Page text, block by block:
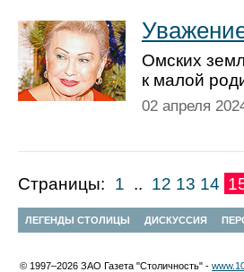
Омских
к малой
02 апреля
Страницы: 1 .. 12 13 14
ЛЕГЕНДЫ СТОЛИЦЫ ДИСКУССИЯ
© 1997–2026 ЗАО Газета "Столичность" -